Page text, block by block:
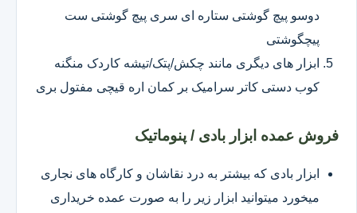
دوسو پیچ گوشتی ستاره ای سری پیچ گوشتی ست
پیچگوشتی
ابزار های دیگری مانند چکش/پتک/تیشه کاردک منگنه
کوب دستی کاتر سرامیک بر کمان اره قیچی مفتول بری
فروش عمده ابزار بادی / پنوماتیک
ابزار بادی که بیشتر به درد نقاشان و کارگاه های نجاری
میخورد میتوانید ابزار زیر را به صورت عمده خریداری